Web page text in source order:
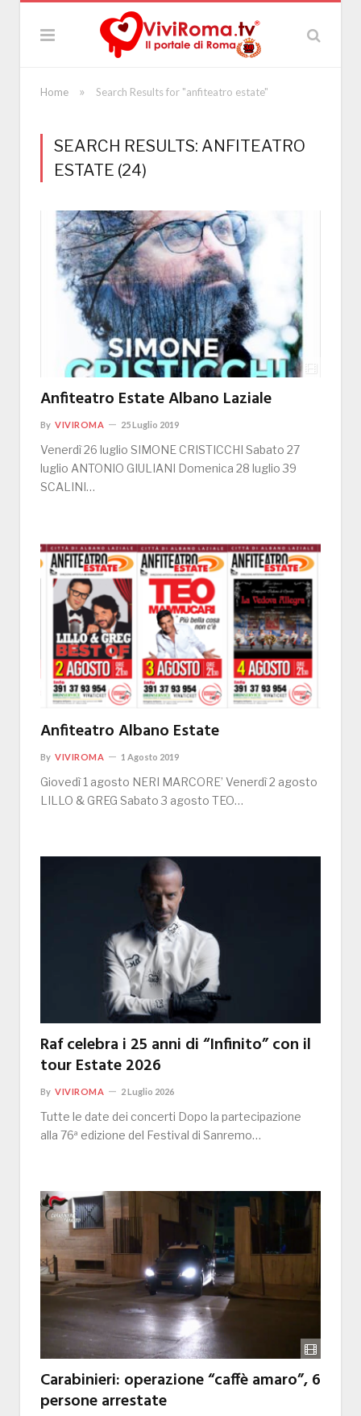
Home » Search Results for "anfiteatro estate"
SEARCH RESULTS: ANFITEATRO
ESTATE (24)
Anfiteatro Estate Albano Laziale
By VIVIROMA 25 Luglio 2019
Venerdì 26 luglio SIMONE CRISTICCHI Sabato 27
luglio ANTONIO GIULIANI Domenica 28 luglio 39
SCALINI…
Anfiteatro Albano Estate
By VIVIROMA 1 Agosto 2019
Giovedì 1 agosto NERI MARCORE’ Venerdì 2 agosto
LILLO & GREG Sabato 3 agosto TEO…
Raf celebra i 25 anni di “Infinito” con il
tour Estate 2026
By VIVIROMA 2 Luglio 2026
Tutte le date dei concerti Dopo la partecipazione
alla 76ª edizione del Festival di Sanremo…
Carabinieri: operazione “caffè amaro”, 6
persone arrestate